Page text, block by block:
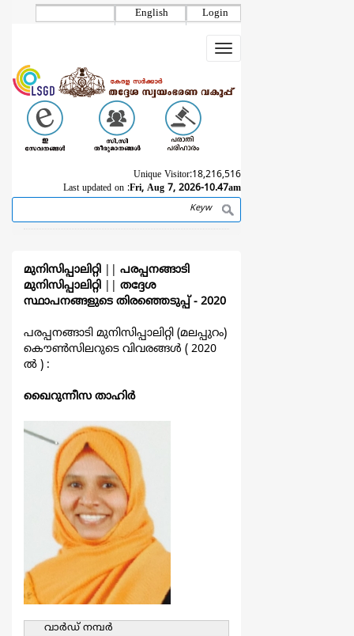
Login
English
Toggle
navigation
Unique Visitor:18,216,516
Last updated on :Fri, Aug 7, 2026-10.47am
Search
മുനിസിപ്പാലിറ്റി
പരപ്പനങ്ങാടി
മുനിസിപ്പാലിറ്റി
തദ്ദേശ
സ്ഥാപനങ്ങളുടെ തിരഞ്ഞെടുപ്പ്‌ - 2020
പരപ്പനങ്ങാടി മുനിസിപ്പാലിറ്റി (മലപ്പുറം)
കൌൺസിലറുടെ വിവരങ്ങള്‍ ( 2020
ല്‍ ) :
ഖൈറുന്നീസ താഹിര്‍
വാര്‍ഡ്‌ നമ്പര്‍